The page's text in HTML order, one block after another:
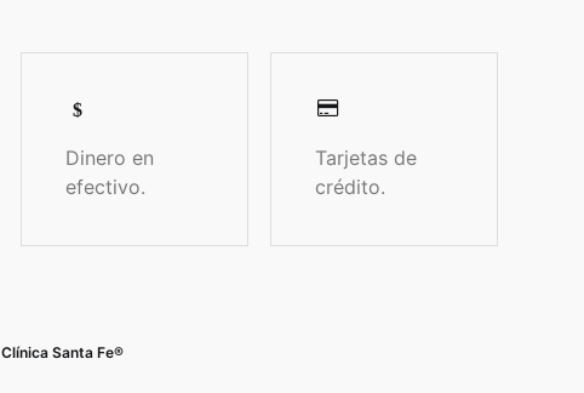
Dinero en
efectivo.
Tarjetas de
crédito.
Clínica Santa Fe®